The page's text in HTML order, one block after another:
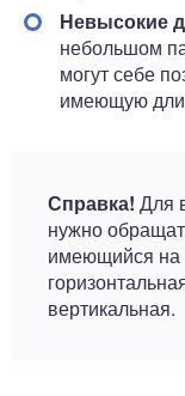
Невысокие
небольшом
могут себе
имеющую
Справка! Для
нужно
имеющийся на
вертикальная.